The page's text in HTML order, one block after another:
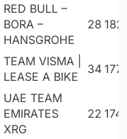
RED BULL –
BORA –
HANSGROHE
28
TEAM VISMA |
LEASE A BIKE
34
UAE TEAM
EMIRATES
XRG
22